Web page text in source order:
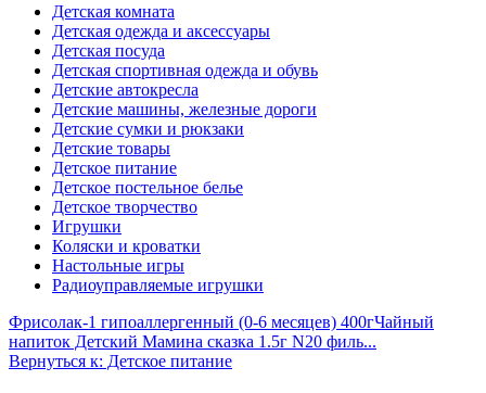
Детская комната
Детская одежда и аксессуары
Детская посуда
Детская спортивная одежда и обувь
Детские автокресла
Детские машины, железные дороги
Детские сумки и рюкзаки
Детские товары
Детское питание
Детское постельное белье
Детское творчество
Игрушки
Коляски и кроватки
Настольные игры
Радиоуправляемые игрушки
Фрисолак-1 гипоаллергенный (0-6 месяцев) 400гЧайный
напиток Детский Мамина сказка 1.5г N20 филь...
Вернуться к: Детское питание